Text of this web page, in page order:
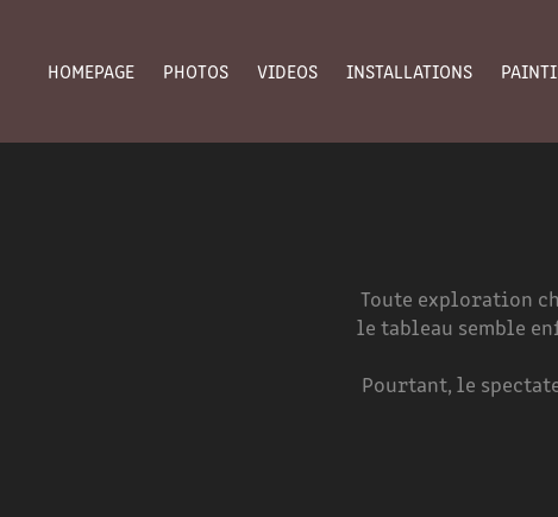
HOMEPAGE PHOTOS VIDEOS INSTALLATIONS
Toute exploration
le tableau semble
Pourtant, le